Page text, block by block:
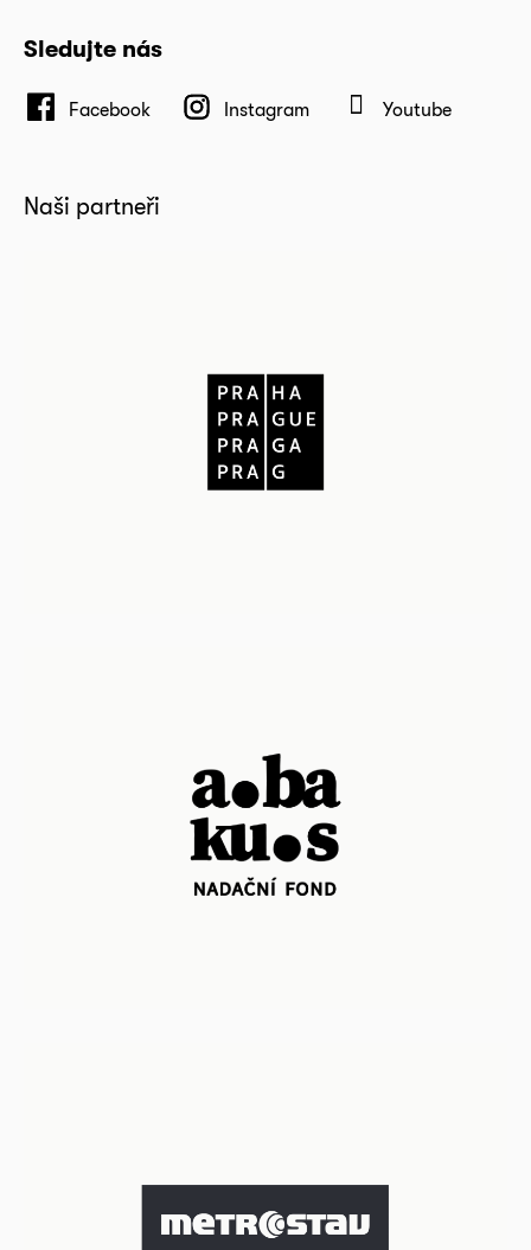
Sledujte nás
Facebook Instagram Youtube
Naši partneři